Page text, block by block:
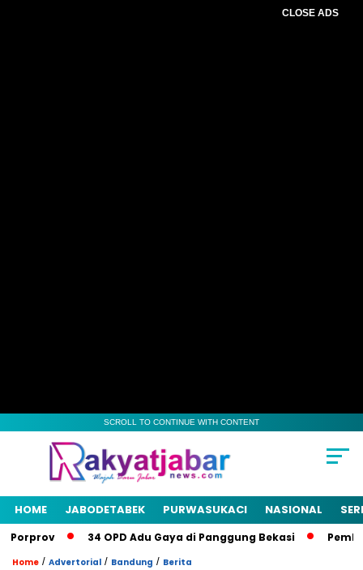
CLOSE ADS
SCROLL TO CONTINUE WITH CONTENT
HOME JABODETABEK PURWASUKACI NASIONAL
34 OPD Adu Gaya di Panggung Bekasi Pemkab
Home / Advertorial / Bandung / Berita